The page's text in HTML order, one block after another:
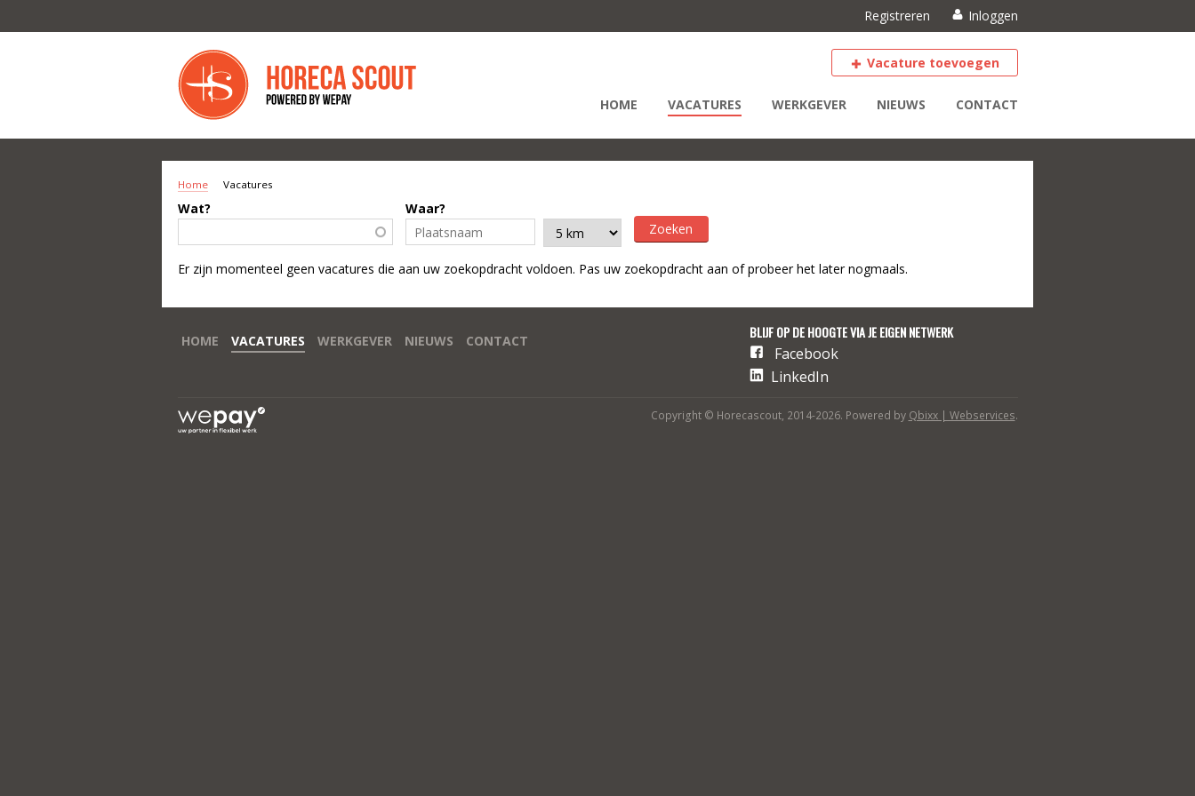
Registreren Inloggen
Vacature toevoegen
HOME VACATURES WERKGEVER NIEUWS CONTACT
U BENT HIER
Home Vacatures
Wat? Waar?
Er zijn momenteel geen vacatures die aan uw zoekopdracht voldoen. Pas uw zoekopdracht aan of probeer het later nogmaals.
HOME VACATURES WERKGEVER NIEUWS CONTACT BLIJF OP DE HOOGTE VIA JE EIGEN NETWERK
Facebook
LinkedIn
Copyright © Horecascout, 2014-2026. Powered by Qbixx | Webservices.